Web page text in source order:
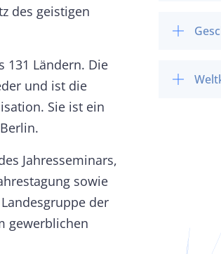
des geistigen
131 Ländern. Die
und ist die
Sie ist ein
Jahresseminars,
sowie
der
gewerblichen